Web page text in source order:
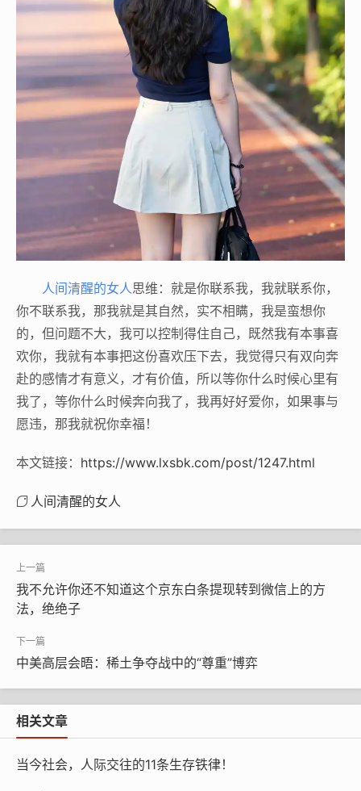
人间清醒的女人思维：就是你联系我，我就联系你，
你不联系我，那我就是其自然，实不相瞒，我是蛮想你
的，但问题不大，我可以控制得住自己，既然我有本事喜
欢你，我就有本事把这份喜欢压下去，我觉得只有双向奔
赴的感情才有意义，才有价值，所以等你什么时候心里有
我了，等你什么时候奔向我了，我再好好爱你，如果事与
愿违，那我就祝你幸福！
本文链接： https://www.lxsbk.com/post/1247.html
人间清醒的女人
我不允许你还不知道这个京东白条提现转到微信上的方
法，绝绝子
中美高层会晤：稀土争夺战中的“尊重”博弈
相关文章
当今社会，人际交往的11条生存铁律！